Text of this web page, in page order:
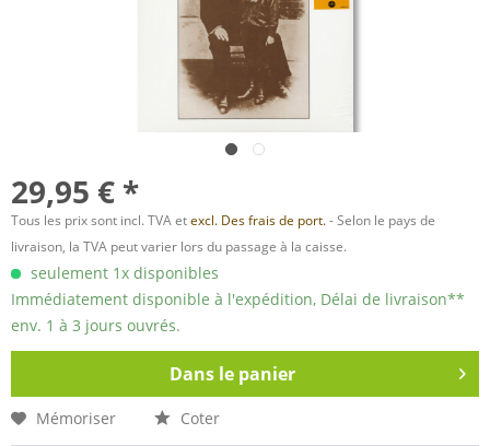
29,95 € *
Tous les prix sont incl. TVA etexcl. Des frais de port.- Selon le pays de
livraison, la TVA peut varier lors du passage à la caisse.
seulement 1x disponibles
Immédiatement disponible à l'expédition, Délai de livraison**
env. 1 à 3 jours ouvrés.
Dans le panier
Mémoriser Coter